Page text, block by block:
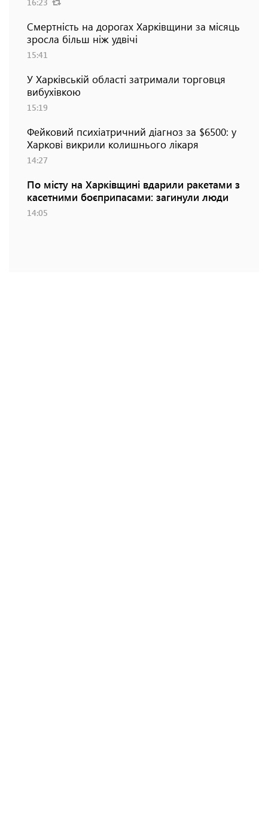
Смертність на дорогах Харківщини за місяць
зросла більш ніж удвічі
15:41
У Харківській області затримали торговця
вибухівкою
15:19
Фейковий психіатричний діагноз за $6500: у
Харкові викрили колишнього лікаря
14:27
По місту на Харківщині вдарили ракетами з
касетними боєприпасами: загинули люди
14:05